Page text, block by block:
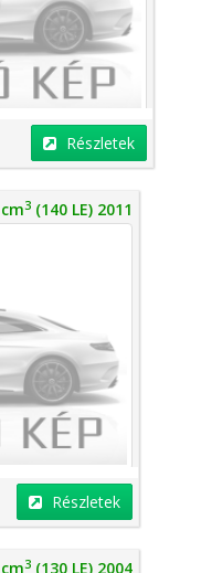
Részletek
3 (140 LE) 2011
Részletek
3 (130 LE) 2004